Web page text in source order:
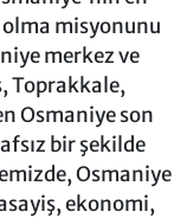
misyonunu
merkez ve
Toprakkale,
Osmaniye son
bir şekilde
Osmaniye
ekonomi,